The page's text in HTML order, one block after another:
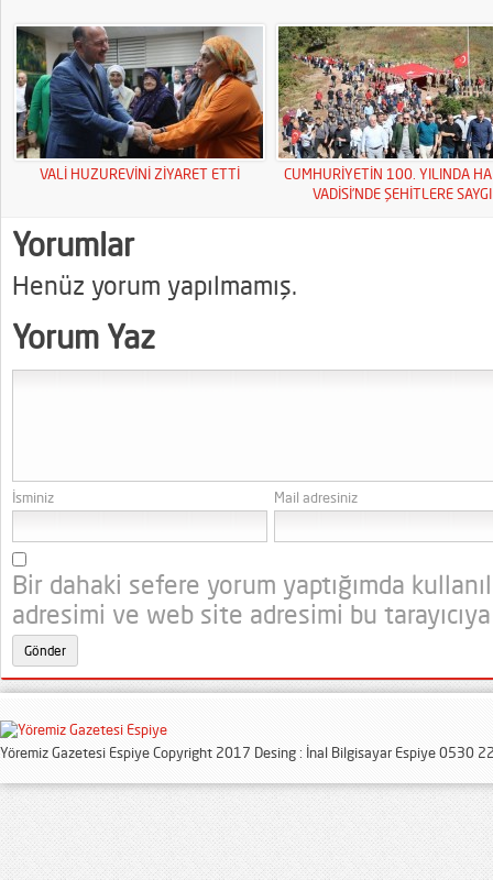
VALİ HUZUREVİNİ ZİYARET ETTİ
CUMHURİYETİN 100. YILINDA
VADİSİ’NDE ŞEHİTLERE SAYGI
Yorumlar
Henüz yorum yapılmamış.
Yorum Yaz
İsminiz Mail adresiniz
Bir dahaki sefere yorum yaptığımda
adresimi ve web site adresimi bu
Yöremiz Gazetesi Espiye Copyright 2017 Desing : İnal Bilgisayar Espiye 0530